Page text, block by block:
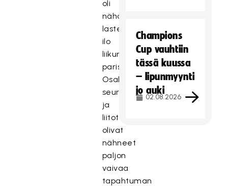
oli
nähdä
lasten
ilo
liikunnan
parissa.
Osallistuvat
seurat
ja
liitot
olivat
nähneet
paljon
vaivaa
tapahtuman
Champions
Cup vauhtiin
tässä kuussa
– lipunmyynti
jo auki
02.08.2026